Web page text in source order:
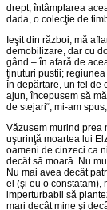
drept, întâmplarea
dada, o colecţie de
Ieşit din război, mă
demobilizare, dar cu
gând – în afară de
ţinuturi pustii;
în depărtare, un fel de
ajun, începusem să
de stejari“, mi-am
Văzusem murind prea
uşurinţă moartea lui
oameni de cinzeci ca
decât să moară. Nu
Nu mai avea decât
el (şi eu o constatam),
imperturbabil să
mari decât mine şi